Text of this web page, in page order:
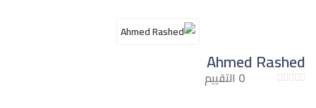
Ahmed Rashed
0 التقييم